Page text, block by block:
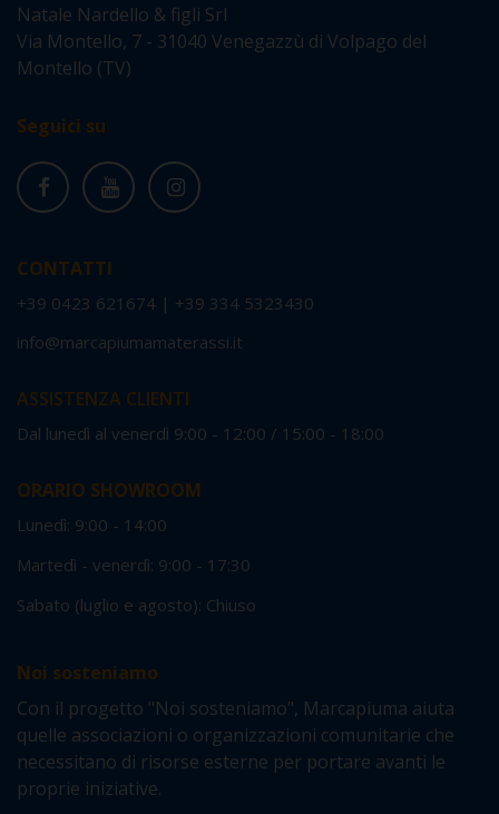
Natale Nardello & figli Srl
Via Montello, 7 - 31040 Venegazzù di Volpago del
Montello (TV)
Seguici su
CONTATTI
+39 0423 621674 | +39 334 5323430
info@marcapiumamaterassi.it
ASSISTENZA CLIENTI
Dal lunedì al venerdì 9:00 - 12:00 / 15:00 - 18:00
ORARIO SHOWROOM
Lunedì: 9:00 - 14:00
Martedì - venerdì: 9:00 - 17:30
Sabato (luglio e agosto): Chiuso
Noi sosteniamo
Con il progetto "Noi sosteniamo", Marcapiuma aiuta
quelle associazioni o organizzazioni comunitarie che
necessitano di risorse esterne per portare avanti le
proprie iniziative.